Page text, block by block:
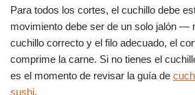
Para todos los cortes, el cuchillo debe
movimiento debe ser de un solo jalón —
cuchillo correcto y el filo adecuado, el
comprime la carne. Si no tienes el
es el momento de revisar la guía de
sushi.